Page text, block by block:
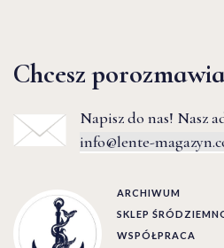
Chcesz
Napisz do nas! Nasz
info@lente-
ARCHIWUM
SKLEP
WSPÓŁPRACA